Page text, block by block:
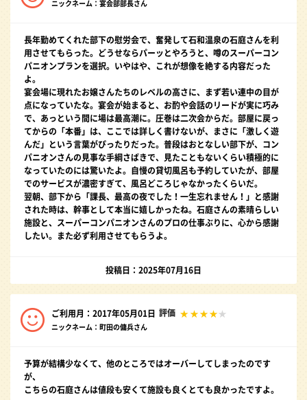
ニックネーム：宴会部部長さん
長年勤めてくれた部下の慰労会で、奮発して石和温泉の石庭さんを利
用させてもらった。どうせならパーッとやろうと、噂のスーパーコン
パニオンプランを選択。いやはや、これが想像を絶する内容だった
よ。
宴会場に現れたお嬢さんたちのレベルの高さに、まず若い連中の目が
点になっていたな。宴会が始まると、お酌や会話のリードが実に巧み
で、あっという間に場は最高潮に。圧巻は二次会からだ。部屋に戻っ
てからの「本番」は、ここでは詳しく書けないが、まさに「激しく遊
んだ」という言葉がぴったりだった。普段はおとなしい部下が、コン
パニオンさんの見事な手綱さばきで、見たこともないくらい積極的に
なっていたのには驚いたよ。自慢の貸切風呂も予約していたが、部屋
でのサービスが濃密すぎて、風呂どころじゃなかったくらいだ。
翌朝、部下から「課長、最高の夜でした！一生忘れません！」と感謝
された時は、幹事として本当に嬉しかったね。石庭さんの素晴らしい
施設と、スーパーコンパニオンさんのプロの仕事ぶりに、心から感謝
したい。また必ず利用させてもらうよ。
投稿日：2025年07月16日
ご利用月：2017年05月01日 評価
ニックネーム：町田の傭兵さん
予算が結構少なくて、他のところではオーバーしてしまったのです
が、
こちらの石庭さんは値段も安くて施設も良くとても良かったですよ。